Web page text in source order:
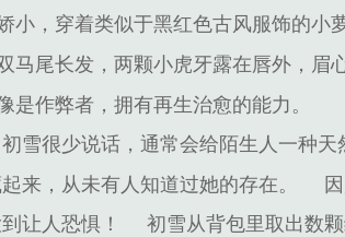
，穿着类似于黑红色古风服饰的小萝
尾长发，两颗小虎牙露在唇外，眉
作弊者，拥有再生治愈的能力。
初雪很少说话，通常会给陌生人一种天
来，从未有人知道过她的存在。
让人恐惧！
初雪从背包里取出数